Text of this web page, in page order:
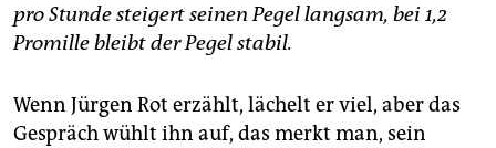
pro Stunde steigert seinen Pegel langsam, bei 1,2
Promille bleibt der Pegel stabil.
Wenn Jürgen Rot erzählt, lächelt er viel, aber das
Gespräch wühlt ihn auf, das merkt man, sein